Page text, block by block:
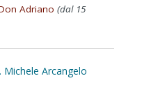
Adriano (dal 15
Michele Arcangelo